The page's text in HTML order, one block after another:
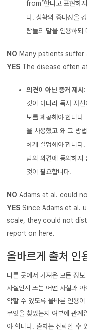
from”한다고 표현하
다. 상황의 중대성을
람들의 말을 인용하되
NO Many patients
YES The disease often
의견이 아닌 증거 제시:
것이 아니라 독자 자
보를 제공해야 합니다
을 사용했고 왜 그 방
하게 설명해야 합니다
람의 의견에 동의하지
것이 필요합니다.
NO Adams et al. could
YES Since Adams et al.
scale, they could not
report on here.
올바르게 출처 인
다른 곳에서 가져온 모든 정
사실인지 또는 어떤 사실과
악할 수 있도록 올바른 인용
무엇을 찾았는지 여부에 관계
야 합니다. 출처는 신뢰할 수